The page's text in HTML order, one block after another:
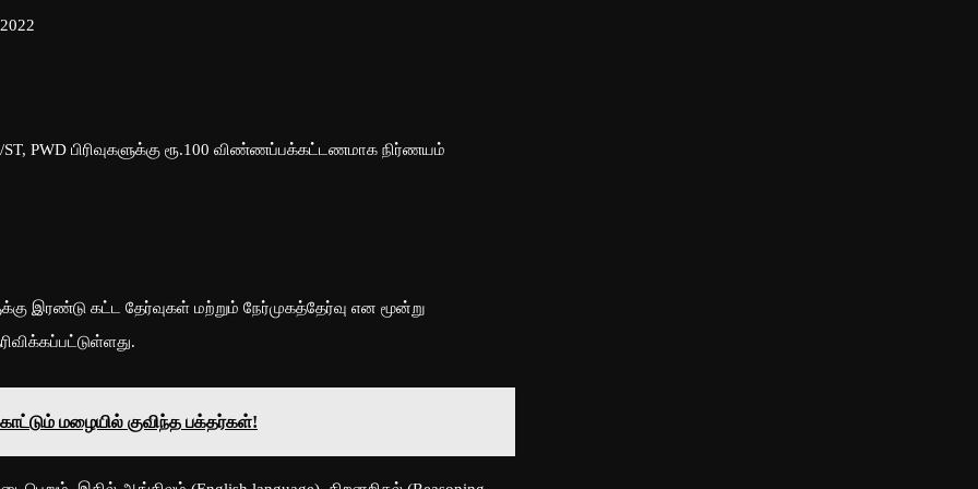
ST, PWD பிரிவுகளுக்கு ரூ.100 விண்ணப்பக்கட்டணமாக நிர்ணயம்
இரண்டு கட்ட தேர்வுகள் மற்றும் நேர்முகத்தேர்வு என மூன்று
மழையில் குவிந்த பக்தர்கள்!